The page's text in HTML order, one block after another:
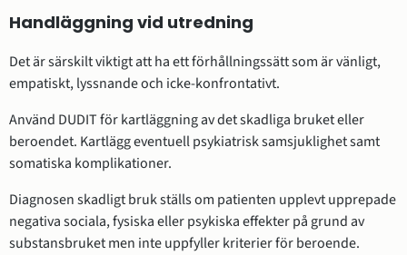
Handläggning vid utredning
Det är särskilt viktigt att ha ett förhållningssätt som är vänligt,
empatiskt, lyssnande och icke-konfrontativt.
Använd DUDIT för kartläggning av det skadliga bruket eller
beroendet. Kartlägg eventuell psykiatrisk samsjuklighet samt
somatiska komplikationer.
Diagnosen skadligt bruk ställs om patienten upplevt upprepade
negativa sociala, fysiska eller psykiska effekter på grund av
substansbruket men inte uppfyller kriterier för beroende.